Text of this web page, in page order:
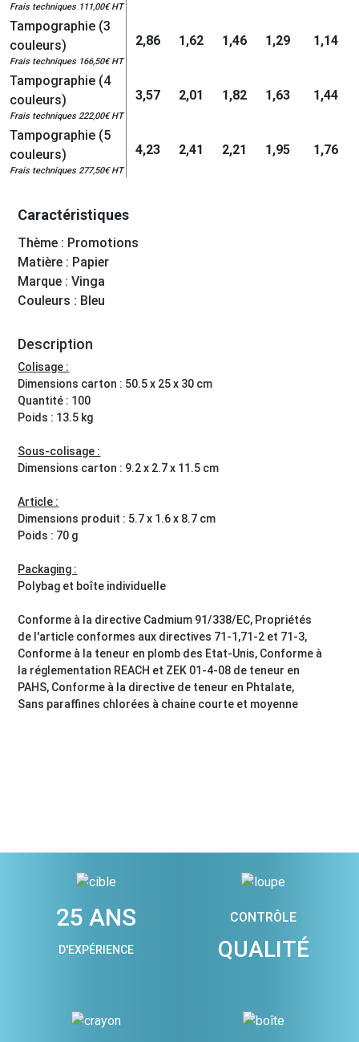
Frais techniques 111,00€ HT
Tampographie (3
couleurs)
Frais techniques 166,50€ HT
2,86 1,62 1,46 1,29 1,14
Tampographie (4
couleurs)
Frais techniques 222,00€ HT
3,57 2,01 1,82 1,63 1,44
Tampographie (5
couleurs)
Frais techniques 277,50€ HT
4,23 2,41 2,21 1,95 1,76
Caractéristiques
Thème : Promotions
Matière : Papier
Marque : Vinga
Couleurs : Bleu
Description
Colisage :
Dimensions carton : 50.5 x 25 x 30 cm
Quantité : 100
Poids : 13.5 kg
Sous-colisage :
Dimensions carton : 9.2 x 2.7 x 11.5 cm
Article :
Dimensions produit : 5.7 x 1.6 x 8.7 cm
Poids : 70 g
Packaging :
Polybag et boîte individuelle
Conforme à la directive Cadmium 91/338/EC, Propriétés
de l'article conformes aux directives 71-1,71-2 et 71-3,
Conforme à la teneur en plomb des Etat-Unis, Conforme à
la réglementation REACH et ZEK 01-4-08 de teneur en
PAHS, Conforme à la directive de teneur en Phtalate,
Sans paraffines chlorées à chaine courte et moyenne
25 ANS
D'EXPÉRIENCE
CONTRÔLE
QUALITÉ